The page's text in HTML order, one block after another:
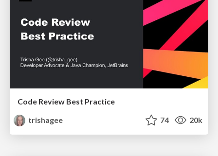
Code Review Best Practice
trishagee
74 20k